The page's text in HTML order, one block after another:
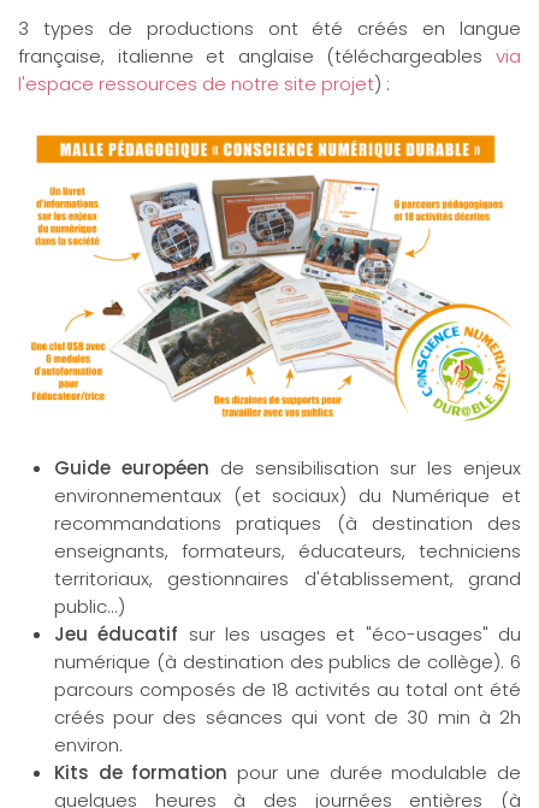
3 types de productions ont été créés en langue
française, italienne et anglaise (téléchargeables via
l'espace ressources de notre site projet) :
Guide européen de sensibilisation sur les enjeux
environnementaux (et sociaux) du Numérique et
recommandations pratiques (à destination des
enseignants, formateurs, éducateurs, techniciens
territoriaux, gestionnaires d'établissement, grand
public...)
Jeu éducatif sur les usages et "éco-usages" du
numérique (à destination des publics de collège). 6
parcours composés de 18 activités au total ont été
créés pour des séances qui vont de 30 min à 2h
environ.
Kits de formation pour une durée modulable de
quelques heures à des journées entières (à